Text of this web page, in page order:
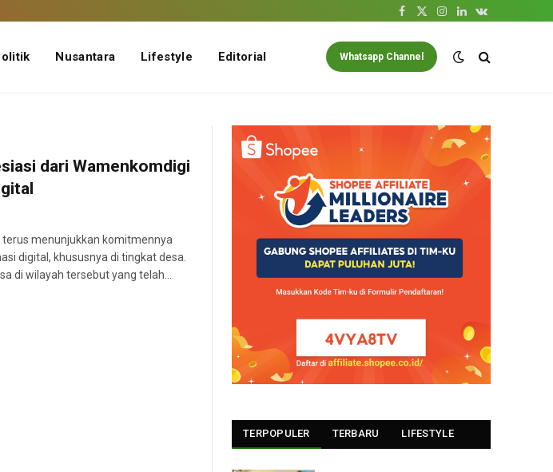
Facebook
X
Instagram
LinkedInVKontakte
Nusantara Lifestyle Editorial Whatsapp Channel
dari Wamenkomdigi
menunjukkan komitmennya
digital, khususnya di tingkat desa.
di wilayah tersebut yang telah…
TERPOPULER TERBARU LIFESTYLE